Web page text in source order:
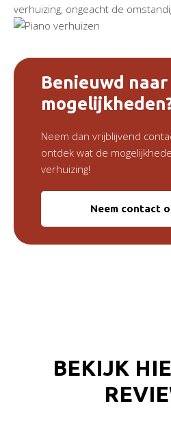
verhuizing, ongeacht de
Benieuwd naar
Neem dan vrijblijvend
ontdek wat de
verhuizing!
Neem contact
BEKIJK